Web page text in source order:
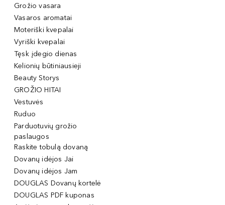
Grožio vasara
Vasaros aromatai
Moteriški kvepalai
Vyriški kvepalai
Tęsk įdegio dienas
Kelionių būtiniausieji
Beauty Storys
GROŽIO HITAI
Vestuvės
Ruduo
Parduotuvių grožio
paslaugos
Raskite tobulą dovaną
Dovanų idėjos Jai
Dovanų idėjos Jam
DOUGLAS Dovanų kortelė
DOUGLAS PDF kuponas